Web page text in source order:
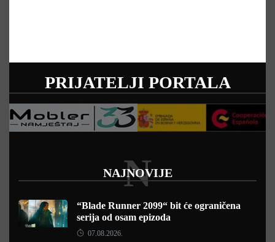
PRIJATELJI PORTALA
NAJNOVIJE
N
“Blade Runner 2099“ bit će ograničena
serija od osam epizoda
07.08.2026.